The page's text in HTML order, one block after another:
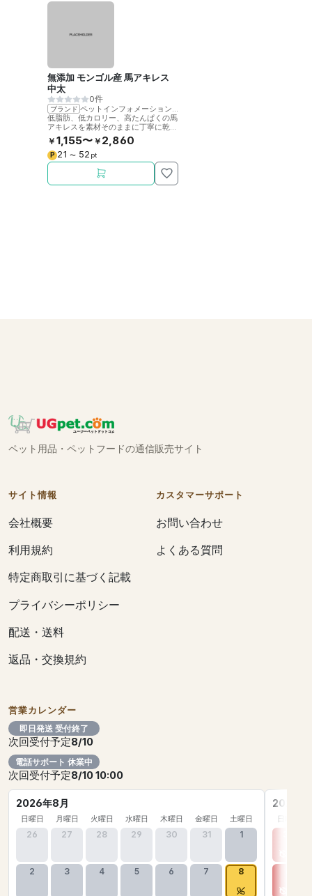
無添加 モンゴル産 馬アキレス
中太
0件
ブランド
低脂肪、低カロリー、高たんぱくの馬
アキレスを素材そのままに丁寧に乾燥
させました。噛むことで歯の健康をサ
ポート。
￥ 1,155〜 ￥ 2,860
P 21 〜 52 pt
ペット用品・ペットフードの通信販売サイト
サイト情報
会社概要
利用規約
特定商取引に基づく記載
プライバシーポリシー
配送・送料
返品・交換規約
カスタマーサポート
お問い合わせ
よくある質問
営業カレンダー
即日発送 受付終了
次回受付予定8/10
電話サポート 休業中
次回受付予定8/10 10:00
2026年8月
日曜日 月曜日 火曜日 水曜日 木曜日 金曜日 土曜日
26 27 28 29 30 31 1
2 3 4 5 6 7 8
2026年
日曜日